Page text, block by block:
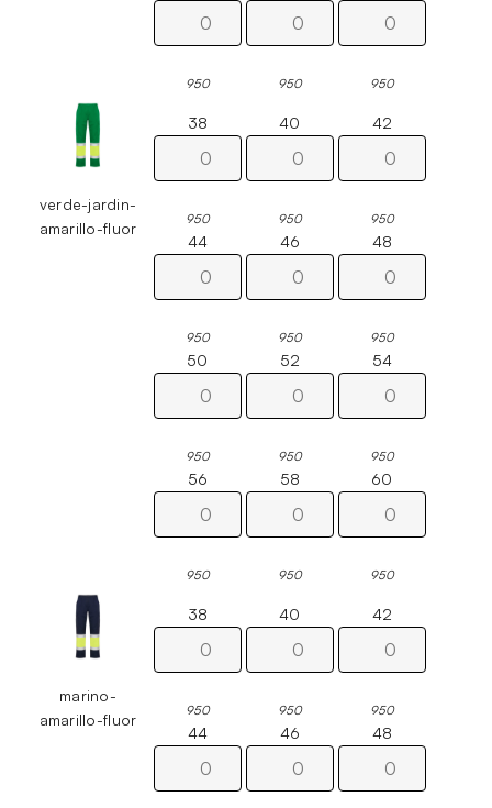
950 950 950
verde-jardin-
amarillo-fluor
38
950
40
950
42
950
44
950
46
950
48
950
50
950
52
950
54
950
56
950
58
950
60
950
marino-
amarillo-fluor
38
950
40
950
42
950
44 46 48